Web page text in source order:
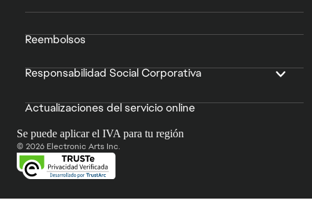
Reembolsos
Responsabilidad Social Corporativa
Actualizaciones del servicio online
Se puede aplicar el IVA para tu región
© 2026 Electronic Arts Inc.